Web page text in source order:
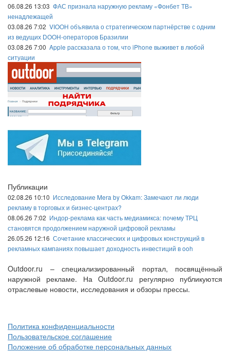
06.08.26 13:03 ФАС признала наружную рекламу «Фонбет ТВ»
ненадлежащей
03.08.26 7:02 VIOOH объявила о стратегическом партнёрстве с одним
из ведущих DOOH-операторов Бразилии
03.08.26 7:00 Apple рассказала о том, что iPhone выживет в любой
ситуации
Публикации
02.08.26 10:10 Исследование Mera by Okkam: Замечают ли люди
рекламу в торговых и бизнес-центрах?
08.06.26 7:02 Индор-реклама как часть медиамикса: почему ТРЦ
становятся продолжением наружной цифровой рекламы
26.05.26 12:16 Сочетание классических и цифровых конструкций в
рекламных кампаниях повышает доходность инвестиций в ooh
Outdoor.ru – специализированный портал, посвящённый
наружной рекламе. На Outdoor.ru регулярно публикуются
отраслевые новости, исследования и обзоры прессы.
Политика конфиденциальности
Пользовательское соглашение
Положение об обработке персональных данных